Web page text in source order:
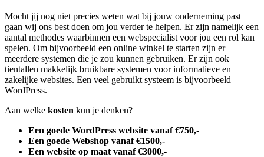
Mocht jij nog niet precies weten wat bij jouw onderneming past
gaan wij ons best doen om jou verder te helpen. Er zijn namelijk een
aantal methodes waarbinnen een webspecialist voor jou een rol kan
spelen. Om bijvoorbeeld een online winkel te starten zijn er
meerdere systemen die je zou kunnen gebruiken. Er zijn ook
tientallen makkelijk bruikbare systemen voor informatieve en
zakelijke websites. Een veel gebruikt systeem is bijvoorbeeld
WordPress.
Aan welke kosten kun je denken?
Een goede WordPress website vanaf €750,-
Een goede Webshop vanaf €1500,-
Een website op maat vanaf €3000,-